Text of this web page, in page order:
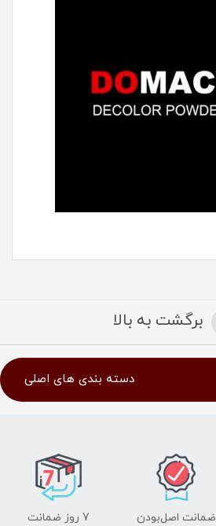
برگشت به بالا
دسته بندی های اصلی
ضمانت اصل‌بودن
7 روز ضمانت